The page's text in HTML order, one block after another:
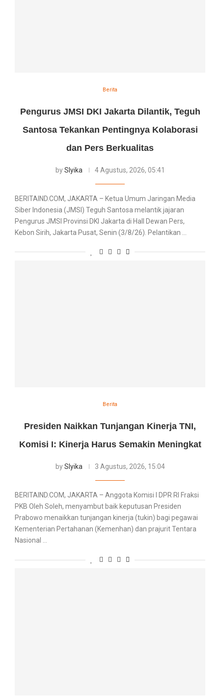
Berita
Pengurus JMSI DKI Jakarta Dilantik, Teguh
Santosa Tekankan Pentingnya Kolaborasi
dan Pers Berkualitas
bySlyika 4 Agustus, 2026, 05:41
BERITAIND.COM, JAKARTA – Ketua Umum Jaringan Media
Siber Indonesia (JMSI) Teguh Santosa melantik jajaran
Pengurus JMSI Provinsi DKI Jakarta di Hall Dewan Pers,
Kebon Sirih, Jakarta Pusat, Senin (3/8/26). Pelantikan …
Berita
Presiden Naikkan Tunjangan Kinerja TNI,
Komisi I: Kinerja Harus Semakin Meningkat
bySlyika 3 Agustus, 2026, 15:04
BERITAIND.COM, JAKARTA – Anggota Komisi I DPR RI Fraksi
PKB Oleh Soleh, menyambut baik keputusan Presiden
Prabowo menaikkan tunjangan kinerja (tukin) bagi pegawai
Kementerian Pertahanan (Kemenhan) dan prajurit Tentara
Nasional …